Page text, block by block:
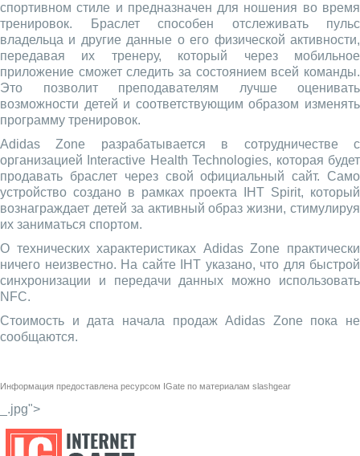
спортивном стиле и предназначен для ношения во время
тренировок. Браслет способен отслеживать пульс
владельца и другие данные о его физической активности,
передавая их тренеру, который через мобильное
приложение сможет следить за состоянием всей команды.
Это позволит преподавателям лучше оценивать
возможности детей и соответствующим образом изменять
программу тренировок.
Adidas Zone разрабатывается в сотрудничестве с
организацией Interactive Health Technologies, которая будет
продавать браслет через свой официальный сайт. Само
устройство создано в рамках проекта IHT Spirit, который
вознаграждает детей за активный образ жизни, стимулируя
их заниматься спортом.
О технических характеристиках Adidas Zone практически
ничего неизвестно. На сайте IHT указано, что для быстрой
синхронизации и передачи данных можно использовать
NFC.
Стоимость и дата начала продаж Adidas Zone пока не
сообщаются.
Информация предоставлена ресурсом IGate по материалам slashgear
_.jpg">